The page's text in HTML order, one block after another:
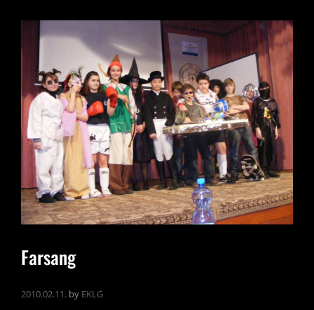
Farsang
2010.02.11. by EKLG